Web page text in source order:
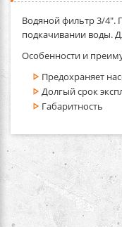
Водяной фильтр 3/4".
подкачивании воды.
Особенности и
Предохраняет
Долгый срок
Габаритность